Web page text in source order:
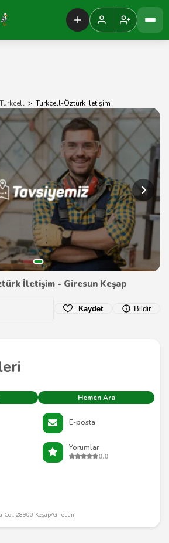
Turkcell > Turkcell-Öztürk İletişim
İletişim - Giresun Keşap
Kaydet Bildir
Hemen Ara
E-posta
Yorumlar
0.0
Cd., 28900 Keşap/Giresun